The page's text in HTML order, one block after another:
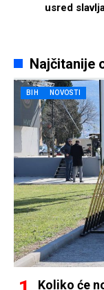
usred
Najčitanije
BIH NOVOSTI
Koliko će